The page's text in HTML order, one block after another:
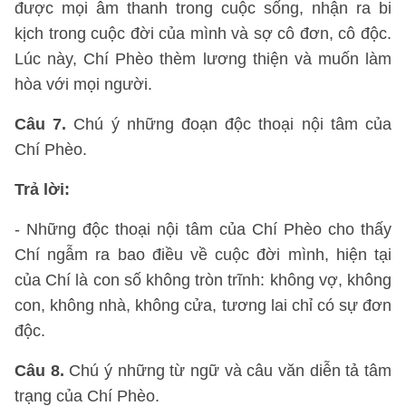
được mọi âm thanh trong cuộc sống, nhận ra bi
kịch trong cuộc đời của mình và sợ cô đơn, cô độc.
Lúc này, Chí Phèo thèm lương thiện và muốn làm
hòa với mọi người.
Câu 7. Chú ý những đoạn độc thoại nội tâm của
Chí Phèo.
Trả lời:
- Những độc thoại nội tâm của Chí Phèo cho thấy
Chí ngẫm ra bao điều về cuộc đời mình, hiện tại
của Chí là con số không tròn trĩnh: không vợ, không
con, không nhà, không cửa, tương lai chỉ có sự đơn
độc.
Câu 8. Chú ý những từ ngữ và câu văn diễn tả tâm
trạng của Chí Phèo.